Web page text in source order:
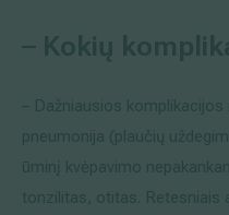
– Kokių
– Dažniausios
pneumonija (plaučių
ūminį kvėpavimo
tonzilitas, otitas. Retesniais